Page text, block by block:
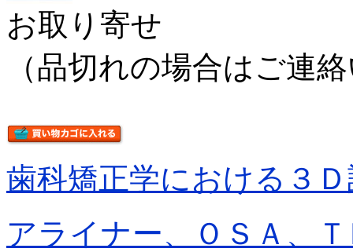
お取り寄せ
（品切れの場合はご連
歯科矯正学における３
アライナー、ＯＳＡ、